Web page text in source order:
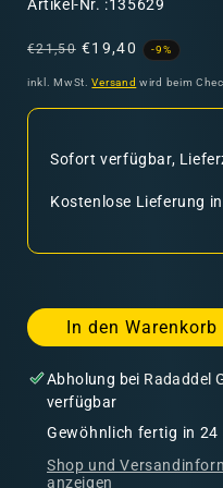
Artikel-Nr. :135629
Normaler
Preis
€21,50 Verkaufspreis
€19,40 -9%
inkl. MwSt.Versand wird beim
Sofort verfügbar,
Kostenlose Lieferung
In den Warenkorb
Abholung bei Radaddel
verfügbar
Gewöhnlich fertig in 24
Shop und
anzeigen